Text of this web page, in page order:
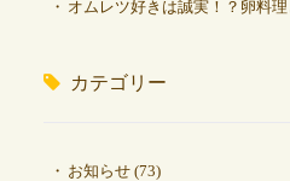
オムレツ好きは誠実！？卵料
カテゴリー
お知らせ(73)